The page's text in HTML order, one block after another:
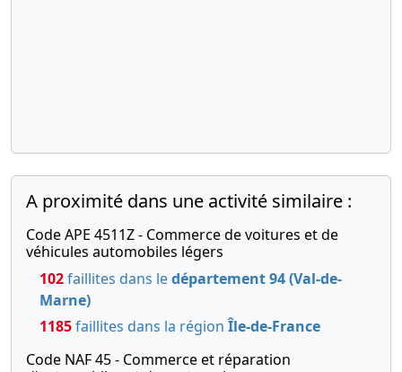
A proximité dans une activité similaire :
Code APE 4511Z - Commerce de voitures et de
véhicules automobiles légers
102faillites dans ledépartement 94 (Val-de-
Marne)
1185faillites dans la région Île-de-France
Code NAF 45 - Commerce et réparation